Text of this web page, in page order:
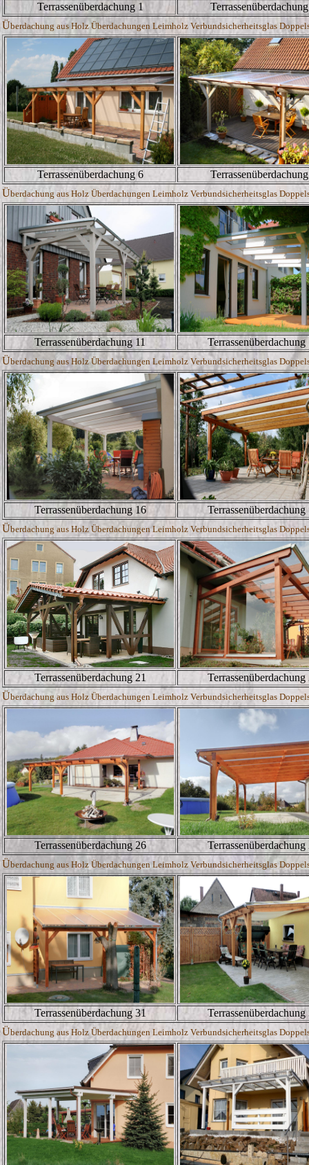
Terrassenüberdachung 1
Überdachung aus Holz Überdachungen Leimholz Verbundsicherheitsglas
Terrassenüberdachung 6
Überdachung aus Holz Überdachungen Leimholz Verbundsicherheitsglas
Terrassenüberdachung 11
Terrassenüberdachung
Überdachung aus Holz Überdachungen Leimholz Verbundsicherheitsglas
Terrassenüberdachung 16
Terrassenüberdachung
Überdachung aus Holz Überdachungen Leimholz Verbundsicherheitsglas
Terrassenüberdachung 21
Terrassenüberdachung
Überdachung aus Holz Überdachungen Leimholz Verbundsicherheitsglas
Terrassenüberdachung 26
Terrassenüberdachung
Überdachung aus Holz Überdachungen Leimholz Verbundsicherheitsglas
Terrassenüberdachung 31
Terrassenüberdachung
Überdachung aus Holz Überdachungen Leimholz Verbundsicherheitsglas